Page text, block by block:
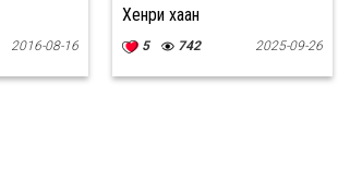
2016-08-16
Хенри хаан
5 742 2025-09-26